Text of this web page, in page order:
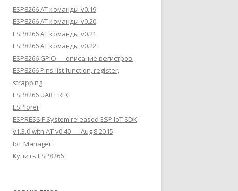
ESP8266 AT команды v0.19
ESP8266 AT команды v0.20
ESP8266 AT команды v0.21
ESP8266 AT команды v0.22
ESP8266 GPIO — описание регистров
ESP8266 Pins list function, register,
strapping
ESP8266 UART REG
ESPlorer
ESPRESSIF System released ESP IoT SDK
v1.3.0 with AT v0.40 — Aug 8 2015
IoT Manager
Купить ESP8266